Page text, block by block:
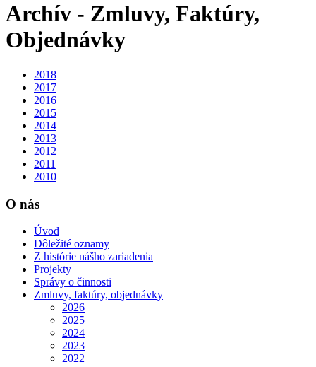
Archív - Zmluvy, Faktúry,
Objednávky
2018
2017
2016
2015
2014
2013
2012
2011
2010
O nás
Úvod
Dôležité oznamy
Z histórie nášho zariadenia
Projekty
Správy o činnosti
Zmluvy, faktúry, objednávky
2026
2025
2024
2023
2022